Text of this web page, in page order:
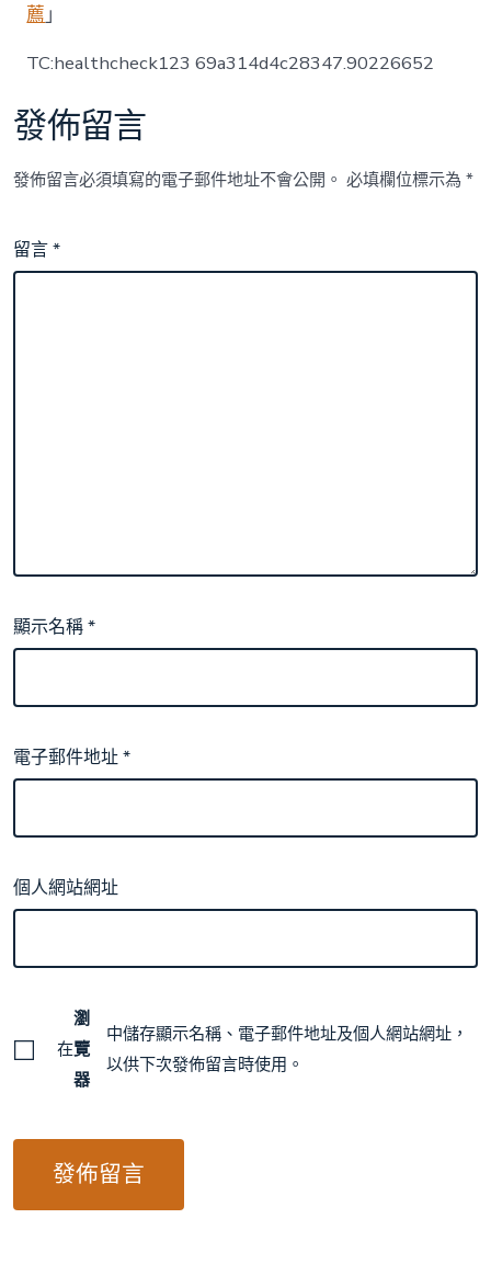
防
局〉
薦」
TC:healthcheck123 69a314d4c28347.90226652
發佈留言
發佈留言必須填寫的電子郵件地址不會公開。 必填欄位標示為*
留言*
顯示名稱*
電子郵件地址*
個人網站網址
在
瀏
覽
器
中儲存顯示名稱、電子郵件地址及個人網站網址，
以供下次發佈留言時使用。